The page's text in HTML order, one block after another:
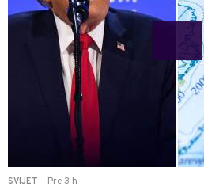
SVIJET Pre 3 h